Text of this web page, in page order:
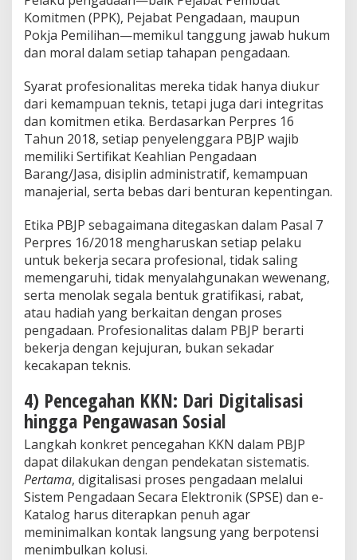
Komitmen (PPK), Pejabat Pengadaan, maupun
Pokja Pemilihan—memikul tanggung jawab hukum
dan moral dalam setiap tahapan pengadaan.
Syarat profesionalitas mereka tidak hanya diukur
dari kemampuan teknis, tetapi juga dari integritas
dan komitmen etika. Berdasarkan Perpres 16
Tahun 2018, setiap penyelenggara PBJP wajib
memiliki Sertifikat Keahlian Pengadaan
Barang/Jasa, disiplin administratif, kemampuan
manajerial, serta bebas dari benturan kepentingan.
Etika PBJP sebagaimana ditegaskan dalam Pasal 7
Perpres 16/2018 mengharuskan setiap pelaku
untuk bekerja secara profesional, tidak saling
memengaruhi, tidak menyalahgunakan wewenang,
serta menolak segala bentuk gratifikasi, rabat,
atau hadiah yang berkaitan dengan proses
pengadaan. Profesionalitas dalam PBJP berarti
bekerja dengan kejujuran, bukan sekadar
kecakapan teknis.
4) Pencegahan KKN: Dari Digitalisasi
hingga Pengawasan Sosial
Langkah konkret pencegahan KKN dalam PBJP
dapat dilakukan dengan pendekatan sistematis.
Pertama, digitalisasi proses pengadaan melalui
Sistem Pengadaan Secara Elektronik (SPSE) dan e-
Katalog harus diterapkan penuh agar
meminimalkan kontak langsung yang berpotensi
menimbulkan kolusi.